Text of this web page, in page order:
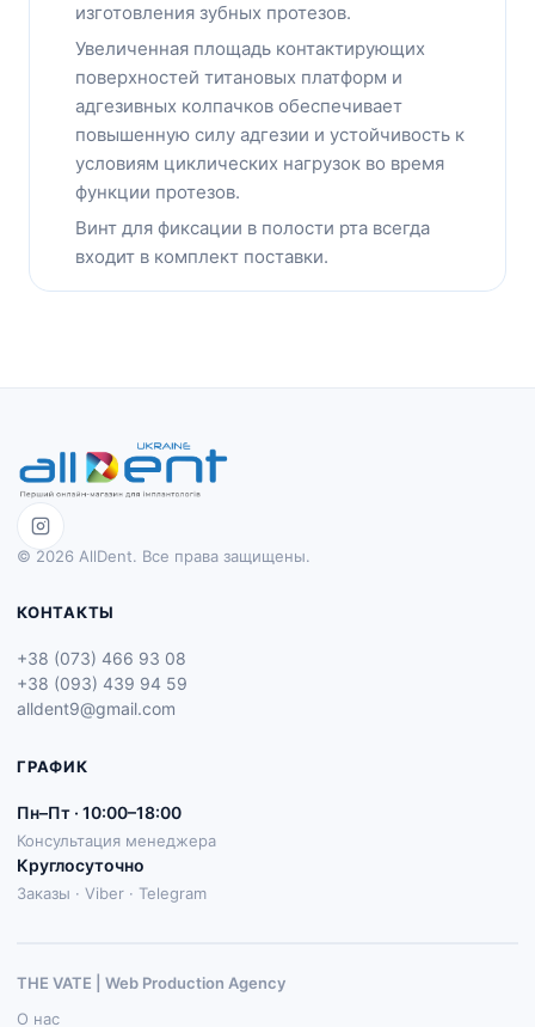
изготовления зубных протезов.
Увеличенная площадь контактирующих
поверхностей титановых платформ и
адгезивных колпачков обеспечивает
повышенную силу адгезии и устойчивость к
условиям циклических нагрузок во время
функции протезов.
Винт для фиксации в полости рта всегда
входит в комплект поставки.
© 2026 AllDent. Все права защищены.
КОНТАКТЫ
+38 (073) 466 93 08
+38 (093) 439 94 59
alldent9@gmail.com
ГРАФИК
Пн–Пт · 10:00–18:00
Консультация менеджера
Круглосуточно
Заказы · Viber · Telegram
THE VATE | Web Production Agenсy
О нас